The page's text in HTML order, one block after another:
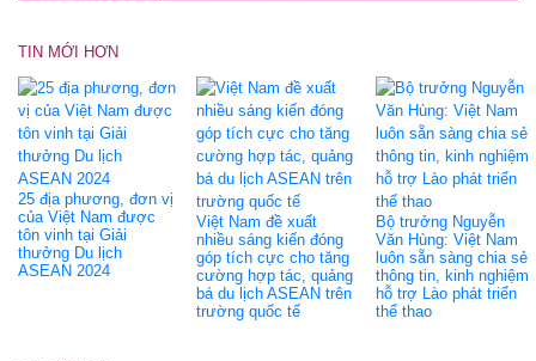
TIN MỚI HƠN
25 địa phương, đơn vị
của Việt Nam được
tôn vinh tại Giải
thưởng Du lịch
ASEAN 2024
Việt Nam đề xuất
nhiều sáng kiến đóng
góp tích cực cho tăng
cường hợp tác, quảng
bá du lịch ASEAN trên
trường quốc tế
Bộ trưởng Nguyễn
Văn Hùng: Việt Nam
luôn sẵn sàng chia sẻ
thông tin, kinh nghiệm
hỗ trợ Lào phát triển
thể thao